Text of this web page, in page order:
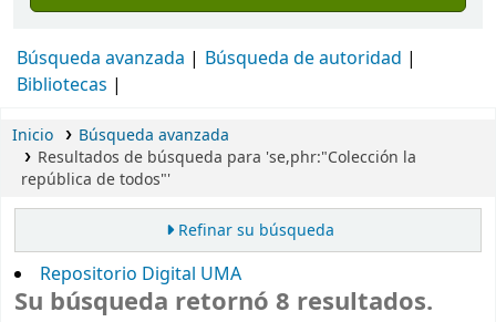
Búsqueda avanzada
Búsqueda de autoridad
Bibliotecas
Inicio
Búsqueda avanzada
Resultados de búsqueda para 'se,phr:"Colección la
república de todos"'
Refinar su búsqueda
Repositorio Digital UMA
Su búsqueda retornó 8 resultados.